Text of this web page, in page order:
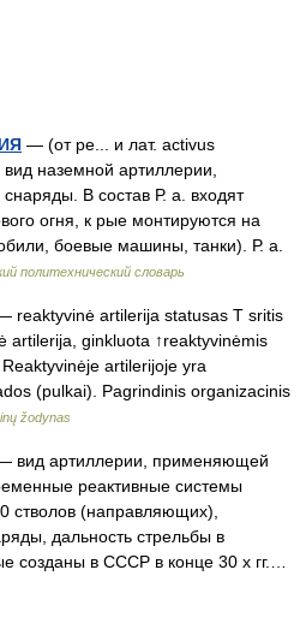
— (от ре... и лат. асtivus
наземной артиллерии,
В состав Р. а. входят
огня, к рые монтируются на
боевые машины, танки). Р. а.
политехнический словарь
reaktyvinė artilerija statusas T sritis
artilerija, ginkluota ↑reaktyvinėmis
artilerijoje yra
(pulkai). Pagrindinis organizacinis
žodynas
вид артиллерии, применяющей
реактивные системы
стволов (направляющих),
дальность стрельбы в
созданы в СССР в конце 30 х гг.…